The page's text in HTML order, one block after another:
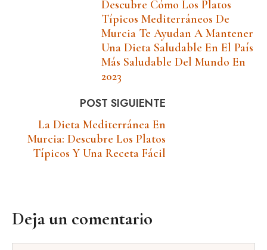
Descubre Cómo Los Platos
Típicos Mediterráneos De
Murcia Te Ayudan A Mantener
Una Dieta Saludable En El País
Más Saludable Del Mundo En
2023
POST SIGUIENTE
La Dieta Mediterránea En
Murcia: Descubre Los Platos
Típicos Y Una Receta Fácil
Deja un comentario